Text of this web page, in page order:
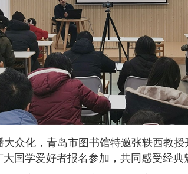
众化，青岛市图书馆特邀张轶西教
国学爱好者报名参加，共同感受经典